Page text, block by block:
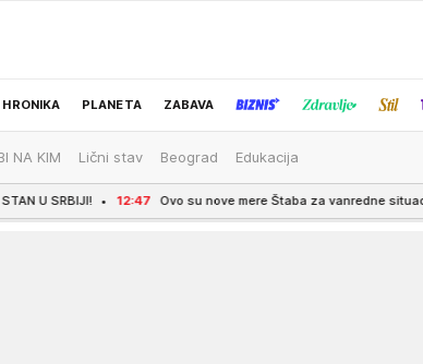
HRONIKA PLANETA ZABAVA
NA KIM Lični stav Beograd Edukacija
12:47 Ovo su nove mere Štaba za vanredne situacije: Najnoviji